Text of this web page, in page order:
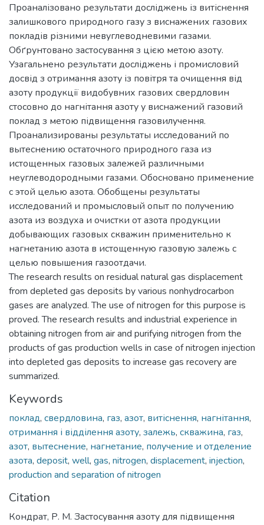
Проаналізовано результати досліджень із витіснення
залишкового природного газу з виснажених газових
покладів різними невуглеводневими газами.
Обґрунтовано застосування з цією метою азоту.
Узагальнено результати досліджень і промисловий
досвід з отримання азоту із повітря та очищення від
азоту продукції видобувних газових свердловин
стосовно до нагнітання азоту у виснажений газовий
поклад з метою підвищення газовилучення.
Проанализированы результаты исследований по
вытеснению остаточного природного газа из
истощенных газовых залежей различными
неуглеводородными газами. Обосновано применение
с этой целью азота. Обобщены результаты
исследований и промысловый опыт по получению
азота из воздуха и очистки от азота продукции
добывающих газовых скважин применительно к
нагнетанию азота в истощенную газовую залежь с
целью повышения газоотдачи.
The research results on residual natural gas displacement
from depleted gas deposits by various nonhydrocarbon
gases are analyzed. The use of nitrogen for this purpose is
proved. The research results and industrial experience in
obtaining nitrogen from air and purifying nitrogen from the
products of gas production wells in case of nitrogen injection
into depleted gas deposits to increase gas recovery are
summarized.
Keywords
поклад, свердловина, газ, азот, витіснення, нагнітання,
отримання і відділення азоту, залежь, скважина, газ,
азот, вытеснение, нагнетание, получение и отделение
азота, deposit, well, gas, nitrogen, displacement, injection,
production and separation of nitrogen
Citation
Кондрат, Р. М. Застосування азоту для підвищення